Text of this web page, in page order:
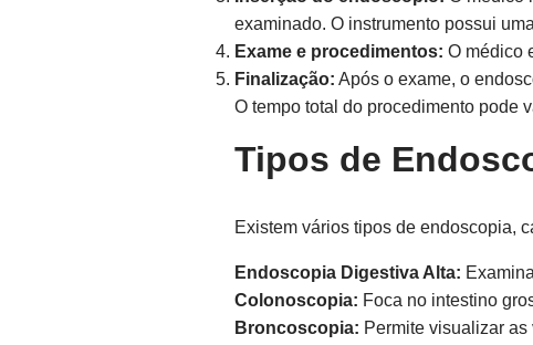
examinado. O instrumento possui
Exame e procedimentos: O médico
Finalização: Após o exame, o
O tempo total do procedimento pode
Tipos de
Existem vários tipos de endoscopia,
Endoscopia Digestiva Alta:
Colonoscopia: Foca no intestino
Broncoscopia: Permite visualizar